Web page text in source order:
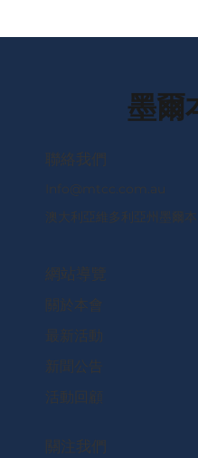
墨爾
​聯絡我們
Info@mtcc.com.au
澳大利亞維多利亞州墨爾本
網站導覽
關於本會
最新活動
新聞公告
活動回顧
關注我們